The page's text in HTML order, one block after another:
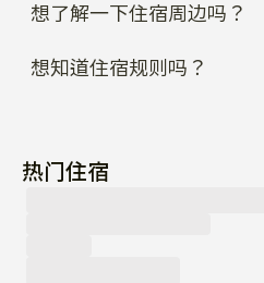
想了解一下住宿周边吗？
想知道住宿规则吗？
热门住宿